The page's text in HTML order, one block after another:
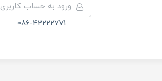
ورود به حساب کاربری
086-42222771